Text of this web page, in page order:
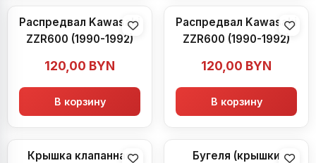
Распредвал Kawasaki
ZZR600 (1990-1992)
120,00 BYN
В корзину
Распредвал Kawasaki
ZZR600 (1990-1992)
120,00 BYN
В корзину
Крышка клапанная
Бугеля (крышки